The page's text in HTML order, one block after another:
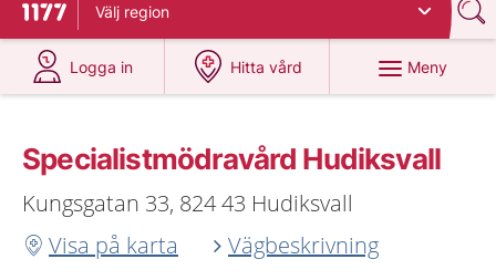
Till startsidan för 1177
Välj region
Logga in
på 1177.se
Hitta vård
på 1177.se
Meny
Specialistmödravård Hudiksvall
Kungsgatan 33, 824 43 Hudiksvall
Visa på karta
Vägbeskrivning